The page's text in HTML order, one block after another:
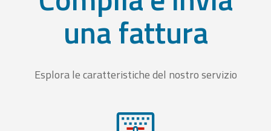
una fattura
Esplora le caratteristiche del nostro servizio